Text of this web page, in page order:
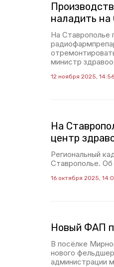
наладить на
На Ставрополье
министр
12 ноября 2025, 14:56
На
центр
Региональный
Ставрополье.
16 октября 2025,
Новый ФАП
В посёлке
нового
администрации